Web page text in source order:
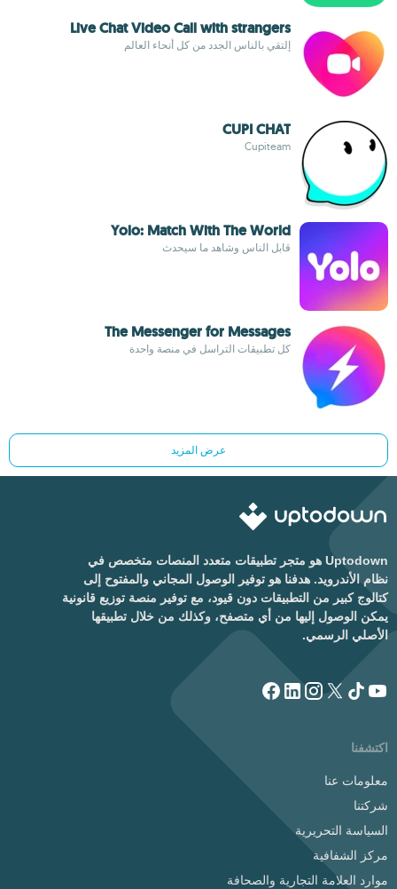
Live Chat Video Call with strangers
إلتقي بالناس الجدد من كل أنحاء العالم
CUPI CHAT
Cupiteam
Yolo: Match With The World
قابل الناس وشاهد ما سيحدث
The Messenger for Messages
كل تطبيقات التراسل في منصة واحدة
عرض المزيد
Uptodown هو متجر تطبيقات متعدد المنصات متخصص في
نظام الأندرويد. هدفنا هو توفير الوصول المجاني والمفتوح إلى
كتالوج كبير من التطبيقات دون قيود، مع توفير منصة توزيع قانونية
يمكن الوصول إليها من أي متصفح، وكذلك من خلال تطبيقها
الأصلي الرسمي.
اكتشفنا
معلومات عنا
شركتنا
السياسة التحريرية
مركز الشفافية
موارد العلامة التجارية والصحافة